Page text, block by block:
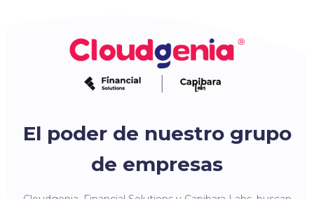
El poder de nuestro grupo
de empresas